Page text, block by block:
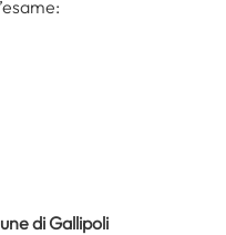
di Gallipoli